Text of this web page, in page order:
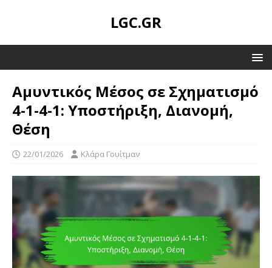
LGC.GR
Αμυντικός Μέσος σε Σχηματισμό
4-1-4-1: Υποστήριξη, Διανομή,
Θέση
22/01/2026 Κλάρα Γουίτμαν